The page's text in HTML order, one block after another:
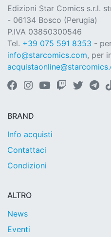
Edizioni Star Comics s.r.l.
- 06134 Bosco (Perugia)
P.IVA 03850300546
Tel. +39 075 591 8353 -
info@starcomics.com, per
BRAND
Info acquisti
Contattaci
Condizioni
ALTRO
News
Eventi